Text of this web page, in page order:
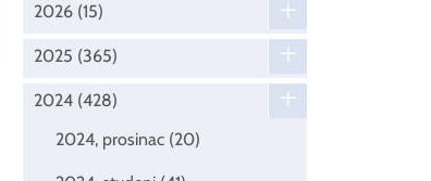
2026 (15)
2025 (365)
2024 (428)
2024, prosinac (20)